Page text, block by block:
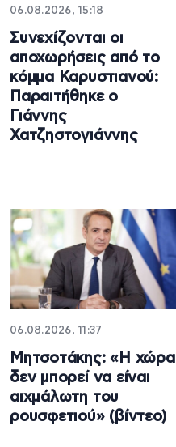
06.08.2026, 15:18
Συνεχίζονται οι
αποχωρήσεις από το
κόμμα Καρυστιανού:
Παραιτήθηκε ο
Γιάννης
Χατζηστογιάννης
06.08.2026, 11:37
Μητσοτάκης: «Η χώρα
δεν μπορεί να είναι
αιχμάλωτη του
ρουσφετιού» (βίντεο)